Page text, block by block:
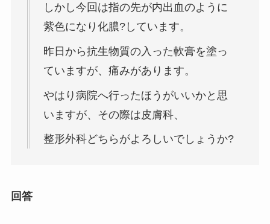
しかし今回は指の先が内出血のように
紫色になり化膿?しています。
昨日から抗生物質の入った軟膏を塗っ
ていますが、痛みがあります。
やはり病院へ行ったほうがいいかと思
いますが、その際は皮膚科、
整形外科どちらがよろしいでしょうか?
回答